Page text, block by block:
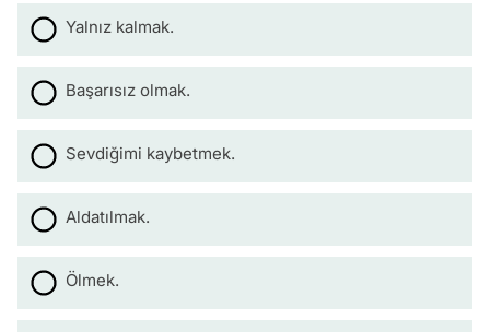
Yalnız kalmak.
Başarısız olmak.
Sevdiğimi kaybetmek.
Aldatılmak.
Ölmek.